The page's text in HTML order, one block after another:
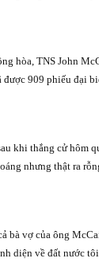
hòa, TNS John
được 909 phiếu đại
khi thắng cử hôm
nhưng thật ra
bà vợ của ông
diện về đất nước